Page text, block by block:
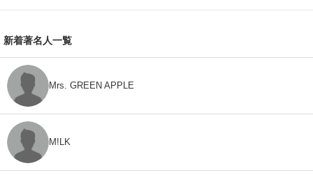
新着著名人一覧
Mrs. GREEN APPLE
M!LK